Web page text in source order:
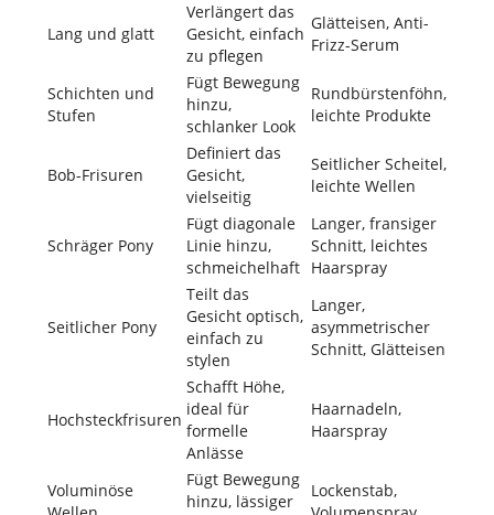
Lang und glatt
Verlängert das
Gesicht, einfach
zu pflegen
Glätteisen, Anti-
Frizz-Serum
Schichten und
Stufen
Fügt Bewegung
hinzu,
schlanker Look
Rundbürstenföhn,
leichte Produkte
Bob-Frisuren
Definiert das
Gesicht,
vielseitig
Seitlicher Scheitel,
leichte Wellen
Schräger Pony
Fügt diagonale
Linie hinzu,
schmeichelhaft
Langer, fransiger
Schnitt, leichtes
Haarspray
Seitlicher Pony
Teilt das
Gesicht optisch,
einfach zu
stylen
Langer,
asymmetrischer
Schnitt, Glätteisen
Hochsteckfrisuren
Schafft Höhe,
ideal für
formelle
Anlässe
Haarnadeln,
Haarspray
Voluminöse
Fügt Bewegung
hinzu, lässiger
Lockenstab,